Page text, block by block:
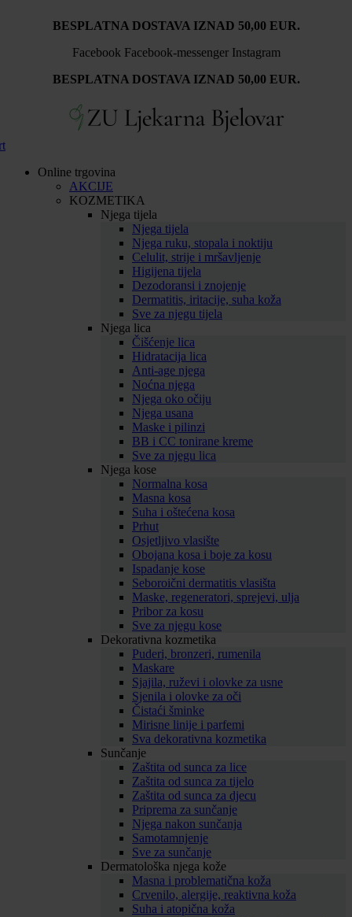
BESPLATNA DOSTAVA IZNAD 50,00 EUR.
Facebook Facebook-messenger Instagram
BESPLATNA DOSTAVA IZNAD 50,00 EUR.
Online trgovina
AKCIJE
KOZMETIKA
Njega tijela
Njega tijela
Njega ruku, stopala i noktiju
Celulit, strije i mršavljenje
Higijena tijela
Dezodoransi i znojenje
Dermatitis, iritacije, suha koža
Sve za njegu tijela
Njega lica
Čišćenje lica
Hidratacija lica
Anti-age njega
Noćna njega
Njega oko očiju
Njega usana
Maske i pilinzi
BB i CC tonirane kreme
Sve za njegu lica
Njega kose
Normalna kosa
Masna kosa
Suha i oštećena kosa
Prhut
Osjetljivo vlasište
Obojana kosa i boje za kosu
Ispadanje kose
Seboroični dermatitis vlasišta
Maske, regeneratori, sprejevi, ulja
Pribor za kosu
Sve za njegu kose
Dekorativna kozmetika
Puderi, bronzeri, rumenila
Maskare
Sjajila, ruževi i olovke za usne
Sjenila i olovke za oči
Čistaći šminke
Mirisne linije i parfemi
Sva dekorativna kozmetika
Sunčanje
Zaštita od sunca za lice
Zaštita od sunca za tijelo
Zaštita od sunca za djecu
Priprema za sunčanje
Njega nakon sunčanja
Samotamnjenje
Sve za sunčanje
Dermatološka njega kože
Masna i problematična koža
Crvenilo, alergije, reaktivna koža
Suha i atopična koža